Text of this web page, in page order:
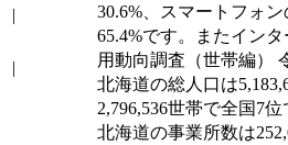
30.6%、スマートフォ
65.4%です。またイン
用動向調査（世帯編）
北海道の総人口は
2,796,536世帯で全国7
北海道の事業所数は